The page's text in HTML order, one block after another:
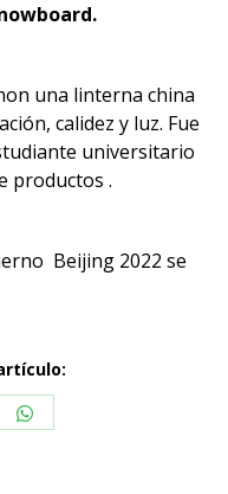
una linterna china
calidez y luz. Fue
universitario
productos .
Beijing 2022 se
Compartir